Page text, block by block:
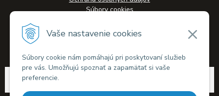
Vaše nastavenie cookies
Súbory cookie nám pomáhajú pri poskytovaní služieb
pre vás. Umožňujú spoznať a zapamätať si vaše
preferencie.
Súbory cookies
Veľkoobchodná spolupráca
© 2026 Alkohol-eshop.sk •